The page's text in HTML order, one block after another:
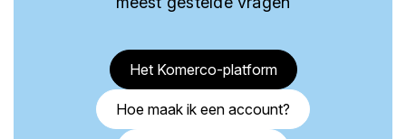
Het Komerco-platform
Hoe maak ik een account?